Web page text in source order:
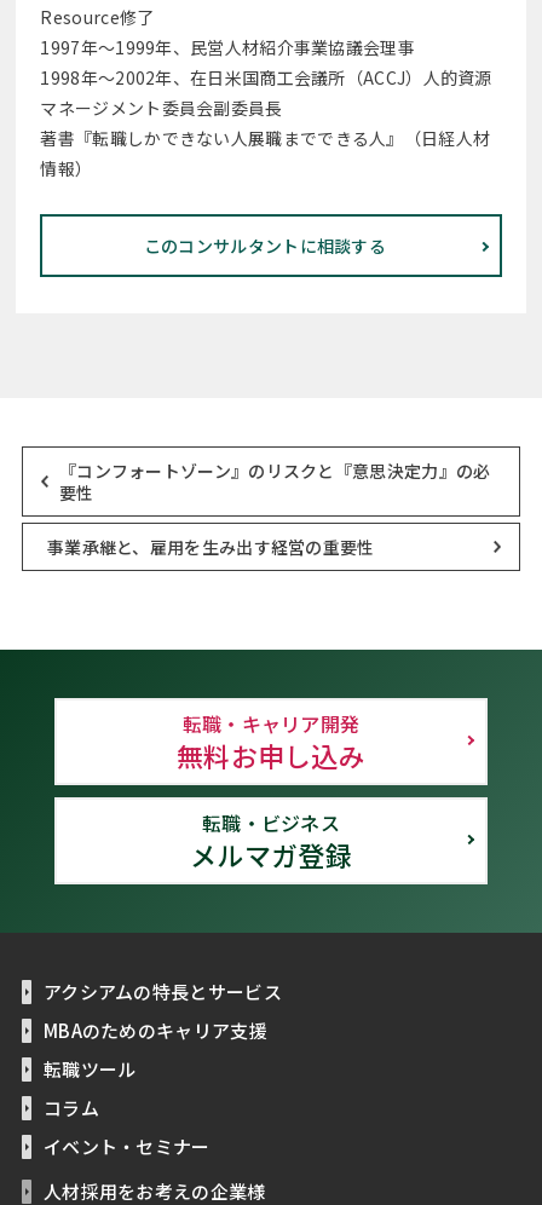
Resource修了
1997年～1999年、民営人材紹介事業協議会理事
1998年～2002年、在日米国商工会議所（ACCJ）人的資源
マネージメント委員会副委員長
著書『転職しかできない人展職までできる人』（日経人材
情報）
このコンサルタントに相談する
『コンフォートゾーン』のリスクと『意思決定力』の必
要性
事業承継と、雇用を生み出す経営の重要性
転職・キャリア開発
無料お申し込み
転職・ビジネス
メルマガ登録
アクシアムの特長とサービス
MBAのためのキャリア支援
転職ツール
コラム
イベント・セミナー
人材採用をお考えの企業様